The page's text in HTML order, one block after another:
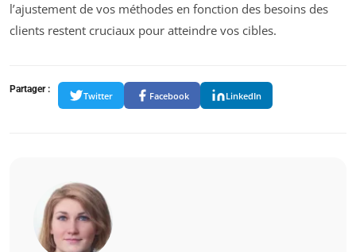
l’ajustement de vos méthodes en fonction des besoins des
clients restent cruciaux pour atteindre vos cibles.
Partager :
Twitter Facebook LinkedIn